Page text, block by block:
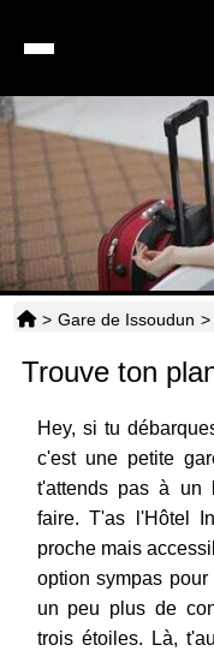
> Gare de Issoudun >
Trouve ton
Hey, si tu
c'est une petite
t'attends pas à un
faire. T'as l'Hôtel
proche mais
option sympas
un peu plus de
trois étoiles. Là,